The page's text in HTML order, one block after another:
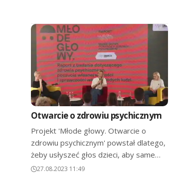
Otwarcie o zdrowiu psychicznym
Projekt 'Młode głowy. Otwarcie o
zdrowiu psychicznym' powstał dlatego,
żeby usłyszeć głos dzieci, aby same…
27.08.2023 11:49